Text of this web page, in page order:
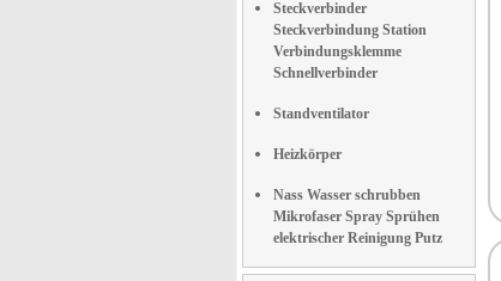
Steckverbinder
Steckverbindung Station
Verbindungsklemme
Schnellverbinder
Standventilator
Heizkörper
Nass Wasser schrubben
Mikrofaser Spray Sprühen
elektrischer Reinigung Putz